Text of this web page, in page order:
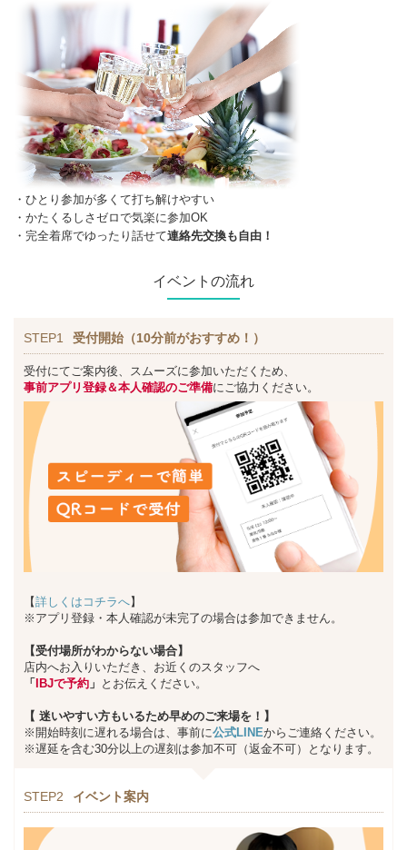
・ひとり参加が多くて打ち解けやすい
・かたくるしさゼロで気楽に参加OK
・完全着席でゆったり話せて連絡先交換も自由！
イベントの流れ
STEP1 受付開始（10分前がおすすめ！）
受付にてご案内後、スムーズに参加いただくため、
事前アプリ登録＆本人確認のご準備にご協力ください。
【詳しくはコチラへ】
※アプリ登録・本人確認が未完了の場合は参加できません。
【受付場所がわからない場合】
店内へお入りいただき、お近くのスタッフへ
「IBJで予約 」 とお伝えください。
【 迷いやすい方もいるため早めのご来場を！】
※開始時刻に遅れる場合は、事前に公式LINEからご連絡ください。
※遅延を含む30分以上の遅刻は参加不可（返金不可）となります。
STEP2 イベント案内